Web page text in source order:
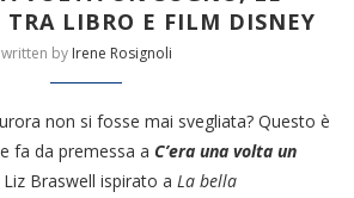
TRA LIBRO E FILM DISNEY
written by Irene Rosignoli
non si fosse mai svegliata? Questo è
fa da premessa a C’era una volta un
Braswell ispirato a La bella